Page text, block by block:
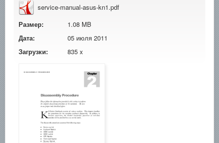
service-manual-asus-kn1.pdf
Размер:
1.08 MB
Дата:
05 июля 2011
Загрузки:
835 x